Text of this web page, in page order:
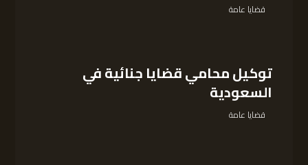
قضايا عامة
توكيل محامي قضايا جنائية في
السعودية
قضايا عامة